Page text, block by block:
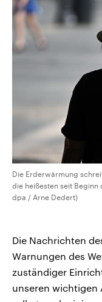
Die Erderwärmung
die heißesten seit
dpa / Arne Dedert)
Die Nachrichten
Warnungen des
zuständiger
unseren wichtigen